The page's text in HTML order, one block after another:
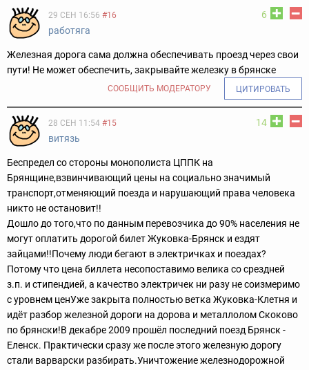
6
29 СЕН 16:56 #16
работяга
Железная дорога сама должна обеспечивать проезд через свои
пути! Не может обеспечить, закрывайте железку в брянске
СООБЩИТЬ МОДЕРАТОРУ ЦИТИРОВАТЬ
14
28 СЕН 11:54 #15
витязь
Беспредел со стороны монополиста ЦППК на
Брянщине,взвинчивающий цены на социально значимый
транспорт,отменяющий поезда и нарушающий права человека
никто не остановит!!
Дошло до того,что по данным перевозчика до 90% населения не
могут оплатить дорогой билет Жуковка-Брянск и ездят
зайцами!!Почему люди бегают в электричках и поездах?
Потому что цена биллета несопоставимо велика со срездней
з.п. и стипендией, а качество электричек ни разу не соизмеримо
с уровнем ценУже закрыта полностью ветка Жуковка-Клетня и
идёт разбор железной дороги на дорова и металлолом Скоково
по брянски!В декабре 2009 прошёл последний поезд Брянск -
Еленск. Практически сразу же после этого железную дорогу
стали варварски разбирать.Уничтожение железнодорожной